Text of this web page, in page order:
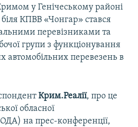
у Генічеському районі
біля КПВВ «Чонгар» стався
перевізниками та
групи з функціонування
автомобільних перевезень в
Крим.Реалії, про це
обласної
на прес-конференції,